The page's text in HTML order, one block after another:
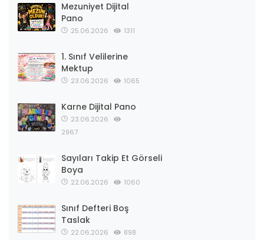
Mezuniyet Dijital
Pano
25.06.2026 1311
1. Sınıf Velilerine
Mektup
23.06.2026 1065
Karne Dijital Pano
23.06.2026
2967
Sayıları Takip Et Görseli
Boya
22.06.2026 1060
Sınıf Defteri Boş
Taslak
22.06.2026 898